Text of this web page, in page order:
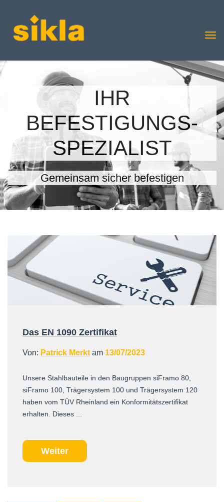
IHR
BEFESTIGUNGS-
SPEZIALIST
Gemeinsam sicher befestigen
Das EN 1090 Zertifikat
Von: Patrick Merkt am 13/07/2023
Unsere Stahlbauteile in den Baugruppen siFramo 80,
siFramo 100, Trägersystem 100 und Trägersystem 120
haben vom TÜV Rheinland ein Konformitätszertifikat
erhalten. Dieses ...
Weiter